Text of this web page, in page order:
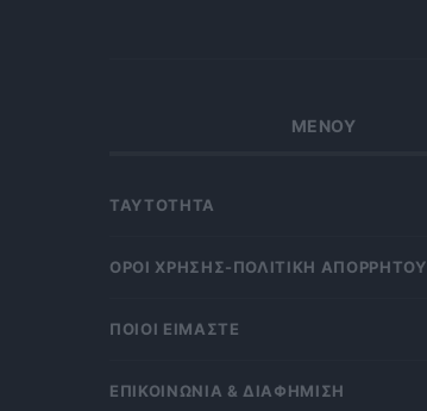
ΜΕΝΟΥ
ΤΑΥΤΟΤΗΤΑ
OΡΟΙ ΧΡΗΣΗΣ-ΠΟΛΙΤΙΚΗ ΑΠΟΡΡΗΤΟΥ
ΠΟΙΟΙ ΕΙΜΑΣΤΕ
ΕΠΙΚΟΙΝΩΝΙΑ & ΔΙΑΦΗΜΙΣΗ